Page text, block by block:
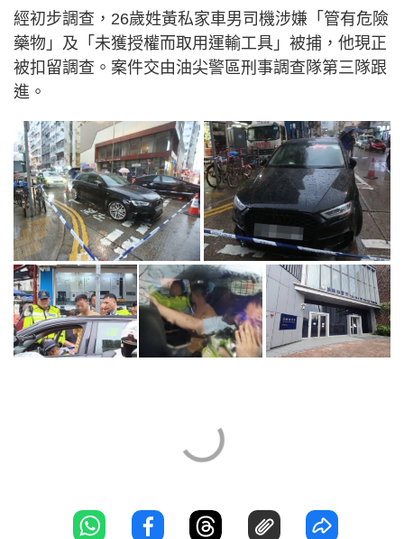
經初步調查，26歲姓黃私家車男司機涉嫌「管有危險
藥物」及「未獲授權而取用運輸工具」被捕，他現正
被扣留調查。案件交由油尖警區刑事調查隊第三隊跟
進。